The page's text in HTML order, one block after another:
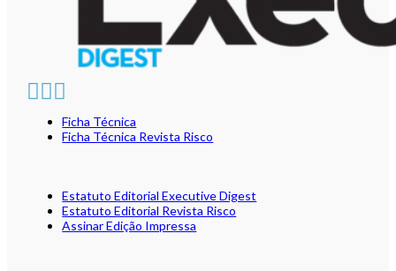
Ficha Técnica
Ficha Técnica Revista Risco
Estatuto Editorial Executive Digest
Estatuto Editorial Revista Risco
Assinar Edição Impressa